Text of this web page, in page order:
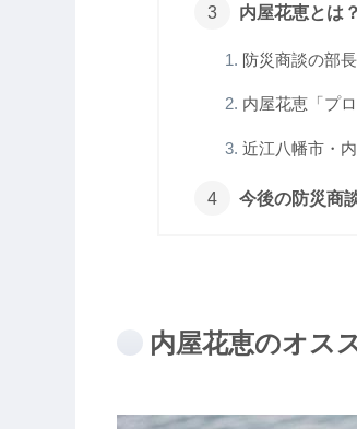
内屋花恵とは
防災商談の部
内屋花恵「プ
近江八幡市・
今後の防災商
内屋花恵のオス